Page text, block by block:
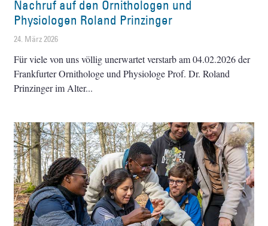
Nachruf auf den Ornithologen und
Physiologen Roland Prinzinger
24. März 2026
Für viele von uns völlig unerwartet verstarb am 04.02.2026 der
Frankfurter Ornithologe und Physiologe Prof. Dr. Roland
Prinzinger im Alter